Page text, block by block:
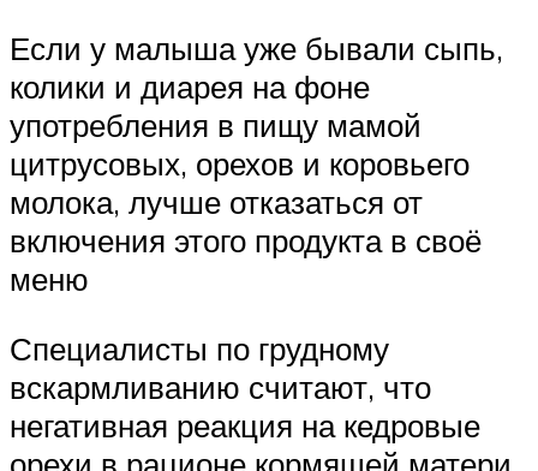
Если у малыша уже бывали сыпь,
колики и диарея на фоне
употребления в пищу мамой
цитрусовых, орехов и коровьего
молока, лучше отказаться от
включения этого продукта в своё
меню
Специалисты по грудному
вскармливанию считают, что
негативная реакция на кедровые